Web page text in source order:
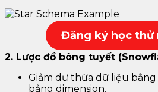
Đăng ký học thử
2. Lược đồ bông tuyết
Giảm dư thừa dữ liệu
bảng dimension.